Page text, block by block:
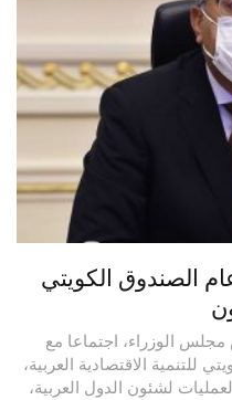
الصندوق الكويتي
الوزراء، اجتماعا مع
للتنمية الاقتصادية العربية،
لشئون الدول العربية،